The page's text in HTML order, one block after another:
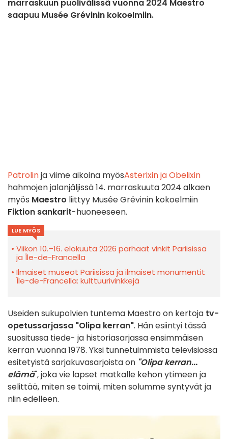
marraskuun puolivälissä vuonna 2024 Maestro
saapuu Musée Grévinin kokoelmiin.
Patrolinja viime aikoina myösAsterixin ja Obelixin
hahmojen jalanjäljissä 14. marraskuuta 2024 alkaen
myös Maestro liittyy Musée Grévinin kokoelmiin
Fiktion sankarit-huoneeseen.
LUE MYÖS
Viikon 10.–16. elokuuta 2026 parhaat vinkit Pariisissa
ja Île-de-Francella
Ilmaiset museot Pariisissa ja ilmaiset monumentit
Île-de-Francella: kulttuurivinkkejä
Useiden sukupolvien tuntema Maestro on kertoja tv-
opetussarjassa "Olipa kerran". Hän esiintyi tässä
suositussa tiede- ja historiasarjassa ensimmäisen
kerran vuonna 1978. Yksi tunnetuimmista televisiossa
esitetyistä sarjakuvasarjoista on "Olipa kerran...
elämä", joka vie lapset matkalle kehon ytimeen ja
selittää, miten se toimii, miten solumme syntyvät ja
niin edelleen.